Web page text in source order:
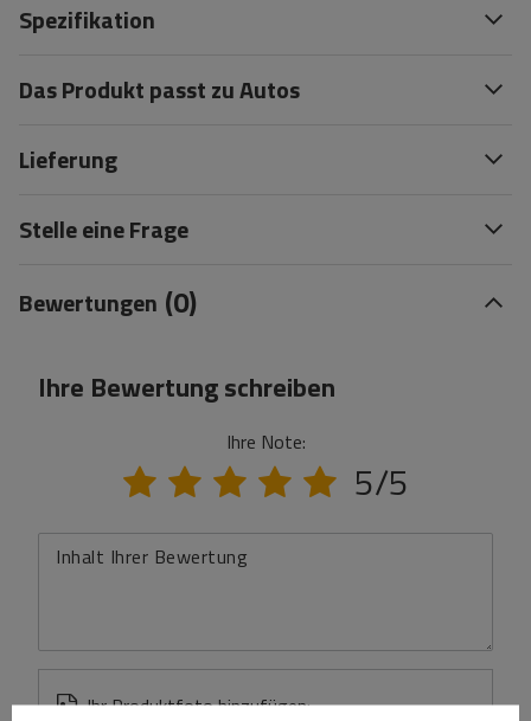
Spezifikation
Das Produkt passt zu Autos
Lieferung
Stelle eine Frage
Bewertungen (0)
Ihre Bewertung schreiben
Ihre Note:
5/5
Inhalt Ihrer Bewertung
Ihr Produktfoto hinzufügen: